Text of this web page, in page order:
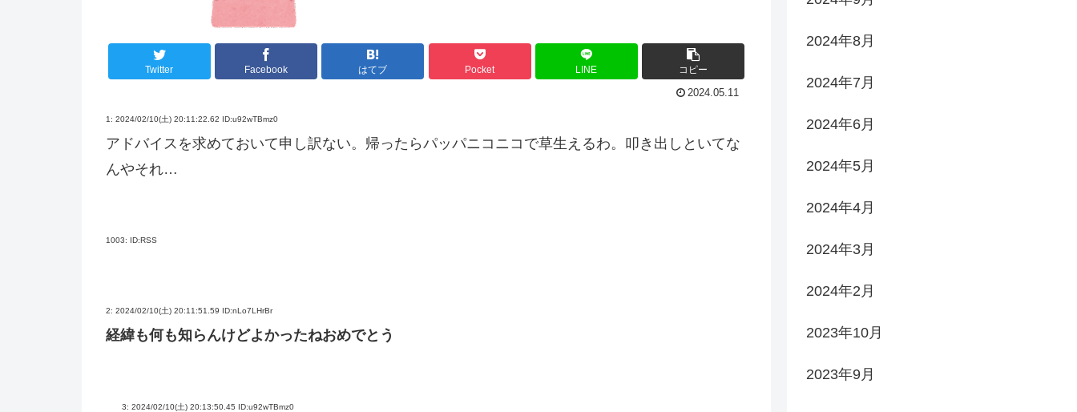
Twitter Facebook はてブ Pocket LINE コピー
2024.05.11
1: 2024/02/10(土) 20:11:22.62 ID:u92wTBmz0
アドバイスを求めておいて申し訳ない。帰ったらパッパニコニコで草生えるわ。叩き出しといてな
んやそれ…
1003: ID:RSS
2: 2024/02/10(土) 20:11:51.59 ID:nLo7LHrBr
経緯も何も知らんけどよかったねおめでとう
3: 2024/02/10(土) 20:13:50.45 ID:u92wTBmz0
2024年8月
2024年7月
2024年6月
2024年5月
2024年4月
2024年3月
2024年2月
2023年10月
2023年9月